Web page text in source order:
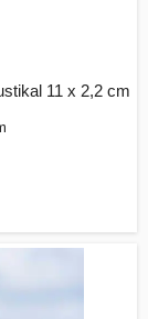
11 x 2,2 cm